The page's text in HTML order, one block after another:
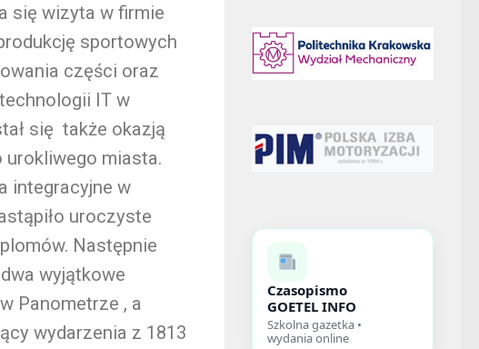
się wizyta w firmie
sportowych
części oraz
IT w
się także okazją
urokliwego miasta.
integracyjne w
uroczyste
Następnie
wyjątkowe
Panometrze , a
wydarzenia z 1813
Czasopismo
GOETEL INFO
Szkolna gazetka •
wydania online